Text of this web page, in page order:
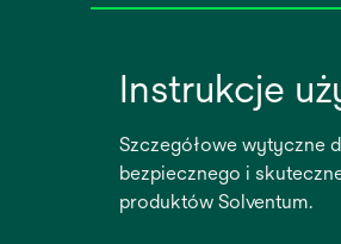
Instrukcje
Szczegółowe wytyczne
bezpiecznego i
produktów Solventum.